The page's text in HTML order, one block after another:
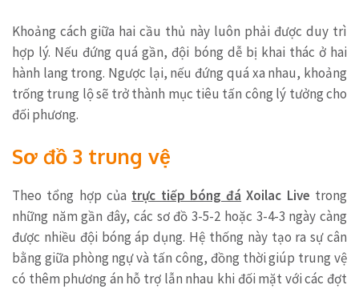
Khoảng cách giữa hai cầu thủ này luôn phải được duy trì
hợp lý. Nếu đứng quá gần, đội bóng dễ bị khai thác ở hai
hành lang trong. Ngược lại, nếu đứng quá xa nhau, khoảng
trống trung lộ sẽ trở thành mục tiêu tấn công lý tưởng cho
đối phương.
Sơ đồ 3 trung vệ
Theo tổng hợp của trực tiếp bóng đá Xoilac Live trong
những năm gần đây, các sơ đồ 3-5-2 hoặc 3-4-3 ngày càng
được nhiều đội bóng áp dụng. Hệ thống này tạo ra sự cân
bằng giữa phòng ngự và tấn công, đồng thời giúp trung vệ
có thêm phương án hỗ trợ lẫn nhau khi đối mặt với các đợt